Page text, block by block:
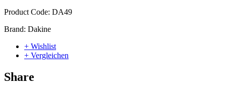
Product Code: DA49
Brand: Dakine
+ Wishlist
+ Vergleichen
Share